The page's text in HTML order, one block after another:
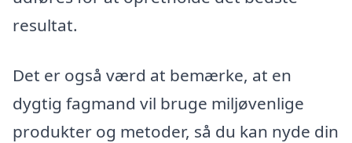
resultat.
Det er også værd at bemærke, at en
dygtig fagmand vil bruge miljøvenlige
produkter og metoder, så du kan nyde din